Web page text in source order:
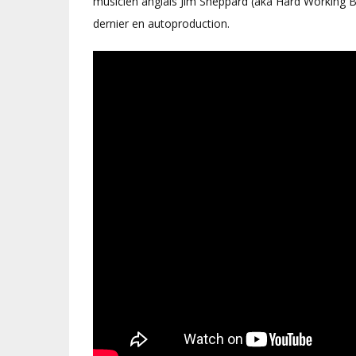
dernier en autoproduction.